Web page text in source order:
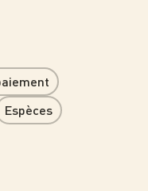
Espèces